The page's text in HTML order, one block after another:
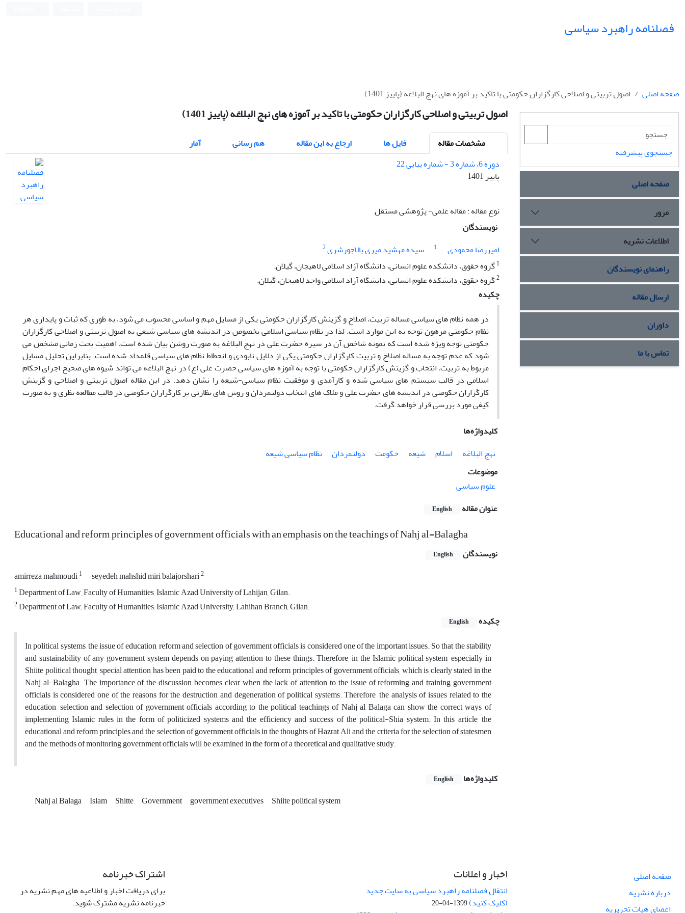
فصلنامه راهبرد سیاسی
صفحه اصلی اصول تربیتی و اصلاحی کارگزاران حکومتی با تاکید بر آموزه های نهج البلاغه (پاییز 1401)
اصول تربیتی و اصلاحی کارگزاران حکومتی با تاکید بر آموزه های نهج البلاغه (پاییز 1401)
مشخصات مقاله فایل ها ارجاع به این مقاله هم رسانی
آمار
دوره 6، شماره 3 - شماره پیاپی 22
پاییز 1401
نوع مقاله : مقاله علمی- پژوهشی مستقل
نویسندگان
امیررضا محمودی
1 سیده مهشید میری بالاجورشری2
1گروه حقوق، دانشکده علوم انسانی، دانشگاه آزاد اسلامی لاهیجان، گیلان.
2گروه حقوق، دانشکده علوم انسانی، دانشگاه آزاد اسلامی واحد لاهیحان، گیلان.
چکیده
در همه نظام های سیاسی مساله تربیت، اصلاح و گزینش کارگزاران حکومتی یکی از مسایل مهم و اساسی محسوب می شود، به طوری که ثبات و پایداری هر
نظام حکومتی مرهون توجه به این موارد است. لذا در نظام سیاسی اسلامی بخصوص در اندیشه های سیاسی شیعی به اصول تربیتی و اصلاحی کارگزاران
حکومتی توجه ویژه شده است که نمونه شاخص آن در سیره حضرت علی در نهج البلاغه به صورت روشن بیان شده است. اهمیت بحث زمانی مشخص می
شود که عدم توجه به مساله اصلاح و تربیت کارگزاران حکومتی یکی از دلایل نابودی و انحطاط نظام های سیاسی قلمداد شده است. بنابراین تحلیل مسایل
مربوط به تربیت، انتخاب و گزینش کارگزاران حکومتی با توجه به آموزه های سیاسی حضرت علی (ع) در نهج البلاعه می تواند شیوه های صحیح اجرای احکام
اسلامی در قالب سیستم های سیاسی شده و کارآمدی و موفقیت نظام سیاسی-شیعه را نشان دهد. در این مقاله اصول تربیتی و اصلاحی و گزینش
کارگزاران حکومتی در اندیشه های حضرت علی و ملاک های انتخاب دولتمردان و روش های نظارتی بر کارگزاران حکومتی در قالب مطالعه نظری و به صورت
کیفی مورد بررسی قرار خواهد گرفت.
کلیدواژه‌ها
نهج البلاغه
اسلام شیعه حکومت دولتمردان
نظام سیاسی شیعه
موضوعات
علوم سیاسی
عنوان مقاله
English
Educational and reform principles of government officials with an emphasis on the teachings of Nahj al-Balagha
نویسندگان English
amirreza mahmoudi1 seyedeh mahshid miri balajorshari2
1Department of Law, Faculty of Humanities, Islamic Azad University of Lahijan, Gilan.
2Department of Law, Faculty of Humanities, Islamic Azad University, Lahihan Branch, Gilan.
چکیده
English
In political systems, the issue of education, reform and selection of government officials is considered one of the important issues. So that the stability
and sustainability of any government system depends on paying attention to these things. Therefore, in the Islamic political system, especially in
Shiite political thought, special attention has been paid to the educational and reform principles of government officials, which is clearly stated in the
Nahj al-Balagha. The importance of the discussion becomes clear when the lack of attention to the issue of reforming and training government
officials is considered one of the reasons for the destruction and degeneration of political systems. Therefore, the analysis of issues related to the
education, selection and selection of government officials according to the political teachings of Nahj al Balaga can show the correct ways of
implementing Islamic rules in the form of politicized systems and the efficiency and success of the political-Shia system. In this article, the
educational and reform principles and the selection of government officials in the thoughts of Hazrat Ali and the criteria for the selection of statesmen
and the methods of monitoring government officials will be examined in the form of a theoretical and qualitative study.
کلیدواژه‌ها English
Nahj al Balaga Islam Shitte Government government executives Shiite political system
جستجوی پیشرفته
صفحه اصلی
مرور
اطلاعات نشریه
راهنمای نویسندگان
ارسال مقاله
داوران
تماس با ما
صفحه اصلی
درباره نشریه
اعضای هیات تحریریه
اخبار و اعلانات
انتقال فصلنامه راهبرد سیاسی به سایت جدید
(کلیک کنید)1399-04-20
اشتراک خبرنامه
برای دریافت اخبار و اطلاعیه های مهم نشریه در
خبرنامه نشریه مشترک شوید.